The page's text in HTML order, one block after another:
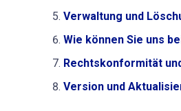
Verwaltung und
Wie können Sie uns
Rechtskonformität
Version und